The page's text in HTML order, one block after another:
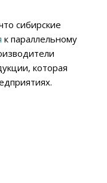
сибирские
к параллельному
которая